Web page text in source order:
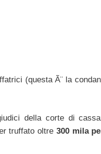
(questa Ã¨ la
della corte di
truffato oltre 300 mila